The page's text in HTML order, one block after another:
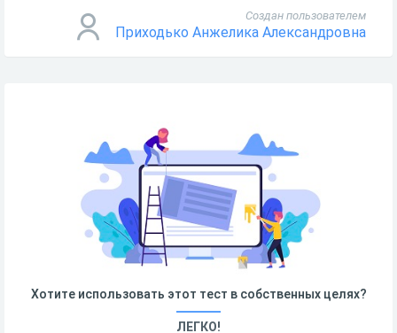
Создан пользователем
Приходько Анжелика Александровна
Хотите использовать этот тест в собственных целях?
ЛЕГКО!